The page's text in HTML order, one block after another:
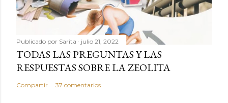
Publicado por Sarita julio 21, 2022
TODAS LAS PREGUNTAS Y LAS
RESPUESTAS SOBRE LA ZEOLITA
Compartir 37 comentarios